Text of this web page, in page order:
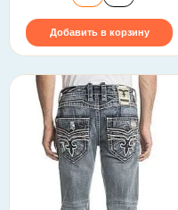
Добавить в корзину